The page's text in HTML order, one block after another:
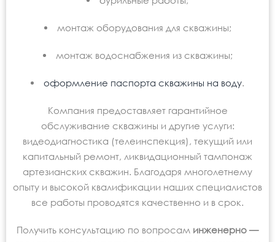
монтаж оборудования для скважины;
монтаж водоснабжения из скважины;
оформление паспорта скважины на воду.
Компания предоставляет гарантийное
обслуживание скважины и другие услуги:
видеодиагностика (телеинспекция), текущий или
капитальный ремонт, ликвидационный тампонаж
артезианских скважин. Благодаря многолетнему
опыту и высокой квалификации наших специалистов
все работы проводятся качественно и в срок.
Получить консультацию по вопросам инженерно —